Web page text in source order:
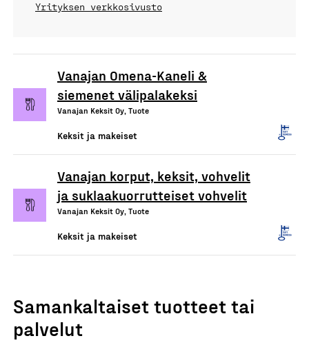
Yrityksen verkkosivusto
Vanajan Omena-Kaneli &
siemenet välipalakeksi
Vanajan Keksit Oy, Tuote
Keksit ja makeiset
Vanajan korput, keksit, vohvelit
ja suklaakuorrutteiset vohvelit
Vanajan Keksit Oy, Tuote
Keksit ja makeiset
Samankaltaiset tuotteet tai
palvelut